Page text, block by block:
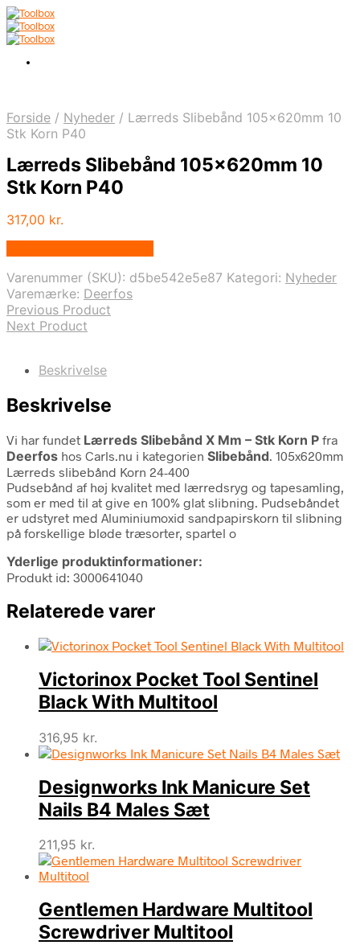
Forside / Nyheder / Lærreds Slibebånd 105x620mm 10
Stk Korn P40
Lærreds Slibebånd 105x620mm 10
Stk Korn P40
317,00 kr.
Varenummer (SKU): d5be542e5e87 Kategori: Nyheder
Varemærke: Deerfos
Previous Product
Next Product
Beskrivelse
Beskrivelse
Vi har fundet Lærreds Slibebånd X Mm – Stk Korn P fra
Deerfos hos Carls.nu i kategorien Slibebånd. 105x620mm
Lærreds slibebånd Korn 24-400
Pudsebånd af høj kvalitet med lærredsryg og tapesamling,
som er med til at give en 100% glat slibning. Pudsebåndet
er udstyret med Aluminiumoxid sandpapirskorn til slibning
på forskellige bløde træsorter, spartel o
Yderlige produktinformationer:
Produkt id: 3000641040
Relaterede varer
Victorinox Pocket Tool Sentinel
Black With Multitool
316,95 kr.
Designworks Ink Manicure Set
Nails B4 Males Sæt
211,95 kr.
Gentlemen Hardware Multitool
Screwdriver Multitool